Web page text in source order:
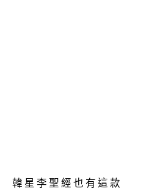
韓星李聖經也有這款